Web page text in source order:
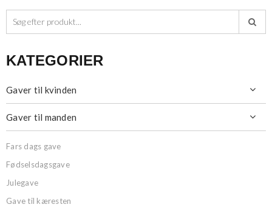

KATEGORIER
Gaver til kvinden 
Gaver til manden 
Fars dags gave
Fødselsdagsgave
Julegave
Gave til kæresten